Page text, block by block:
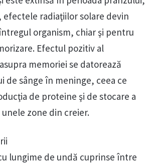
efectele radiaţiilor solare devin
organism, chiar şi pentru
Efectul pozitiv al
memoriei se datorează
de sânge în meninge, ceea ce
de proteine şi de stocare a
zone din creier.
lungime de undă cuprinse între